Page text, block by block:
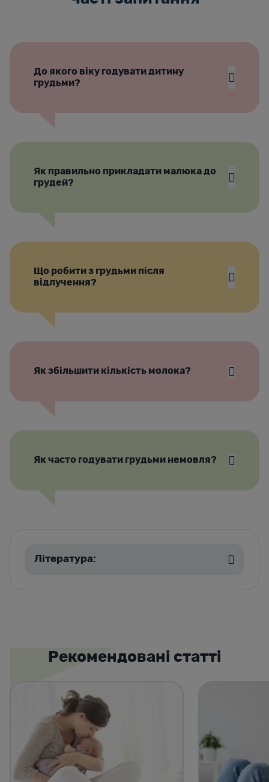
До якого віку годувати дитину
грудьми?
Як правильно прикладати малюка до
грудей?
Що робити з грудьми після
відлучення?
Як збільшити кількість молока?
Як часто годувати грудьми немовля?
Література:
Рекомендовані статті